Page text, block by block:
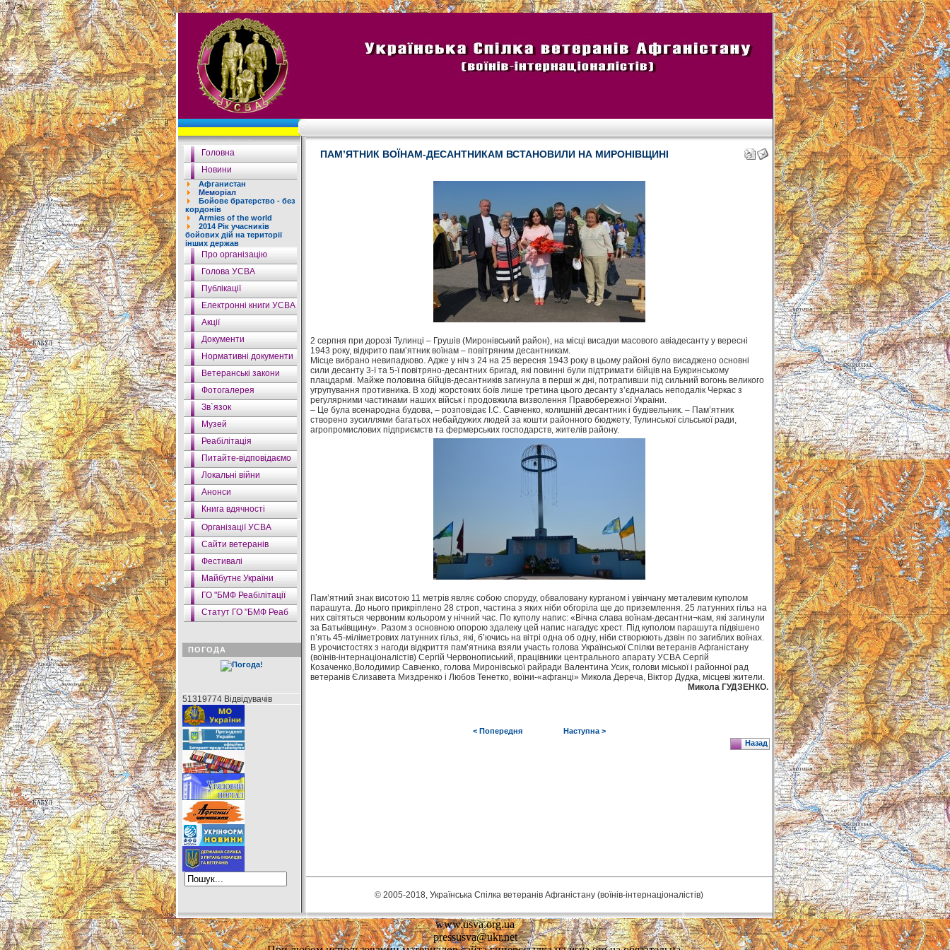
" />
Головна
Новини
Афганистан
Меморіал
Бойове братерство - без
кордонів
Armies of the world
2014 Рік учасників
бойових дій на території
інших держав
Про організацію
Голова УСВА
Публікації
Електронні книги УСВА
Акції
Документи
Нормативні документи
Ветеранські закони
Фотогалерея
Зв`язок
Музей
Реабілітація
Питайте-відповідаємо
Локальні війни
Анонси
Книга вдячності
Організації УСВА
Сайти ветеранів
Фестивалі
Майбутнє України
ГО "БМФ Реабілітації
Статут ГО "БМФ Реаб
ПОГОДА
51319774 Відвідувачів
ПАМ’ЯТНИК ВОЇНАМ-ДЕСАНТНИКАМ ВСТАНОВИЛИ НА МИРОНІВЩИНІ
2 серпня при дорозі Тулинці – Грушів (Миронівський район), на місці висадки масового авіадесанту у вересні
1943 року, відкрито пам’ятник воїнам – повітряним десантникам.
Місце вибрано невипадково. Адже у ніч з 24 на 25 вересня 1943 року в цьому районі було висаджено основні
сили десанту 3-ї та 5-ї повітряно-десантних бригад, які повинні були підтримати бійців на Букринському
плацдармі. Майже половина бійців-десантників загинула в перші ж дні, потрапивши під сильний вогонь великого
угрупування противника. В ході жорстоких боїв лише третина цього десанту з’єдналась неподалік Черкас з
регулярними частинами наших військ і продовжила визволення Правобережної України.
– Це була всенародна будова, – розповідає І.С. Савченко, колишній десантник і будівельник. – Пам’ятник
створено зусиллями багатьох небайдужих людей за кошти районного бюджету, Тулинської сільської ради,
агропромислових підприємств та фермерських господарств, жителів району.
Пам’ятний знак висотою 11 метрів являє собою споруду, обваловану курганом і увінчану металевим куполом
парашута. До нього прикріплено 28 строп, частина з яких ніби обгоріла ще до приземлення. 25 латунних гільз на
них світяться червоним кольором у нічний час. По куполу напис: «Вічна слава воїнам-десантни¬кам, які загинули
за Батьківщину». Разом з основною опорою здалеку цей напис нагадує хрест. Під куполом парашута підвішено
п’ять 45-міліметрових латунних гільз, які, б’ючись на вітрі одна об одну, ніби створюють дзвін по загиблих воїнах.
В урочистостях з нагоди відкриття пам’ятника взяли участь голова Української Спілки ветеранів Афганістану
(воїнів-інтернаціоналістів) Сергій Червонописький, працівники центрального апарату УСВА Сергій
Козаченко,Володимир Савченко, голова Миронівської райради Валентина Усик, голови міської і районної рад
ветеранів Єлизавета Миздренко і Любов Тенетко, воїни-«афганці» Микола Дереча, Віктор Дудка, місцеві жители.
Микола ГУДЗЕНКО.
< Попередня
Наступна >
Назад
© 2005-2018, Українська Спілка ветеранів Афганістану (воїнів-інтернаціоналістів)
www.usva.org.ua
pressusva@ukr.net